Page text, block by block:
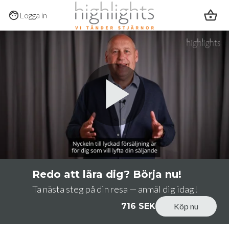
Hoppa till huvudinnehållet
Logga in
Redo att lära dig? Börja nu!
Ta nästa steg på din resa — anmäl dig idag!
716 SEK Köp nu